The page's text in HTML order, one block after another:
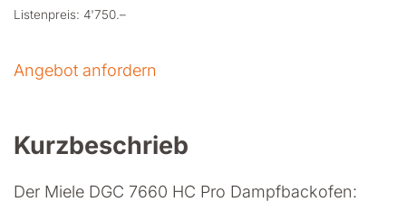
Listenpreis: 4'750.–
Angebot anfordern
Kurzbeschrieb
Der Miele DGC 7660 HC Pro Dampfbackofen: